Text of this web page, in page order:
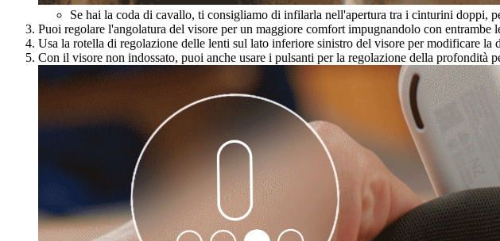
Se hai la coda di cavallo, ti consigliamo di infilarla nell'apertura tra i cinturini doppi,
Puoi regolare l'angolatura del visore per un maggiore comfort impugnandolo con entrambe
Usa la rotella di regolazione delle lenti sul lato inferiore sinistro del visore per modificare
Con il visore non indossato, puoi anche usare i pulsanti per la regolazione della profondità